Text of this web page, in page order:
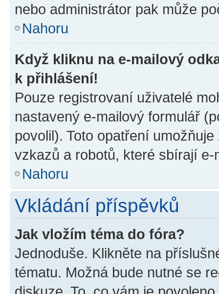
nebo administrátor pak může
Nahoru
Když kliknu na e-mailový
k přihlášení!
Pouze registrovaní uživatelé
nastavený e-mailový formulář
povolil). Toto opatření
vzkazů a robotů, které sbírají e-
Nahoru
Vkládání příspěvků
Jak vložím téma do fóra?
Jednoduše. Klikněte na
tématu. Možná bude nutné se